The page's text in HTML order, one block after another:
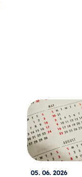
05. 06. 2026